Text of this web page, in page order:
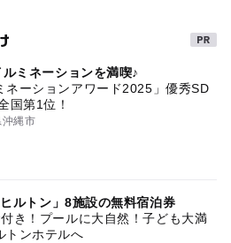
ミネーションを満喫♪
ネーションアワード2025」優秀SD
国第1位！
縄市
ルトン」8施設の無料宿泊券
き！プールに大自然！子ども大満
トンホテルへ